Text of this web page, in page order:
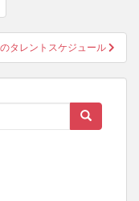
タレントスケジュール